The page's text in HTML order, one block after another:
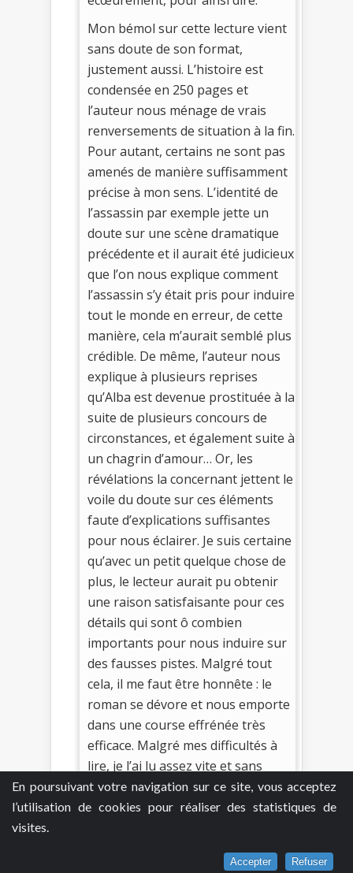
En poursuivant votre navigation sur ce site, vous acceptez
l’utilisation de cookies pour réaliser des statistiques de
visites.
Accepter Refuser
Mon bémol sur cette lecture vient
sans doute de son format,
justement aussi. L’histoire est
condensée en 250 pages et
l’auteur nous ménage de vrais
renversements de situation à la fin.
Pour autant, certains ne sont pas
amenés de manière suffisamment
précise à mon sens. L’identité de
l’assassin par exemple jette un
doute sur une scène dramatique
précédente et il aurait été judicieux
que l’on nous explique comment
l’assassin s’y était pris pour induire
tout le monde en erreur, de cette
manière, cela m’aurait semblé plus
crédible. De même, l’auteur nous
explique à plusieurs reprises
qu’Alba est devenue prostituée à la
suite de plusieurs concours de
circonstances, et également suite à
un chagrin d’amour… Or, les
révélations la concernant jettent le
voile du doute sur ces éléments
faute d’explications suffisantes
pour nous éclairer. Je suis certaine
qu’avec un petit quelque chose de
plus, le lecteur aurait pu obtenir
une raison satisfaisante pour ces
détails qui sont ô combien
importants pour nous induire sur
des fausses pistes. Malgré tout
cela, il me faut être honnête : le
roman se dévore et nous emporte
dans une course effrénée très
efficace. Malgré mes difficultés à
lire, je l’ai lu assez vite et sans
peine.
Ainsi, Le Miroir des âmes est une
de l’intrigue mériteraient d’être